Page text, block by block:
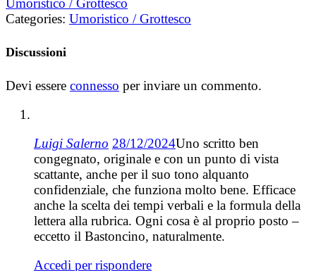
Umoristico / Grottesco
Categories: Umoristico / Grottesco
Discussioni
Devi essere connesso per inviare un commento.
Luigi Salerno 28/12/2024Uno scritto ben
congegnato, originale e con un punto di vista
scattante, anche per il suo tono alquanto
confidenziale, che funziona molto bene. Efficace
anche la scelta dei tempi verbali e la formula della
lettera alla rubrica. Ogni cosa è al proprio posto –
eccetto il Bastoncino, naturalmente.
Accedi per rispondere